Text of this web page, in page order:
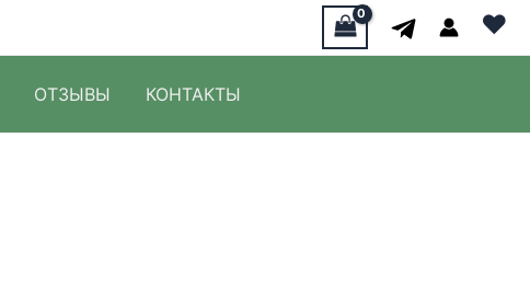
♥
ОТЗЫВЫ КОНТАКТЫ